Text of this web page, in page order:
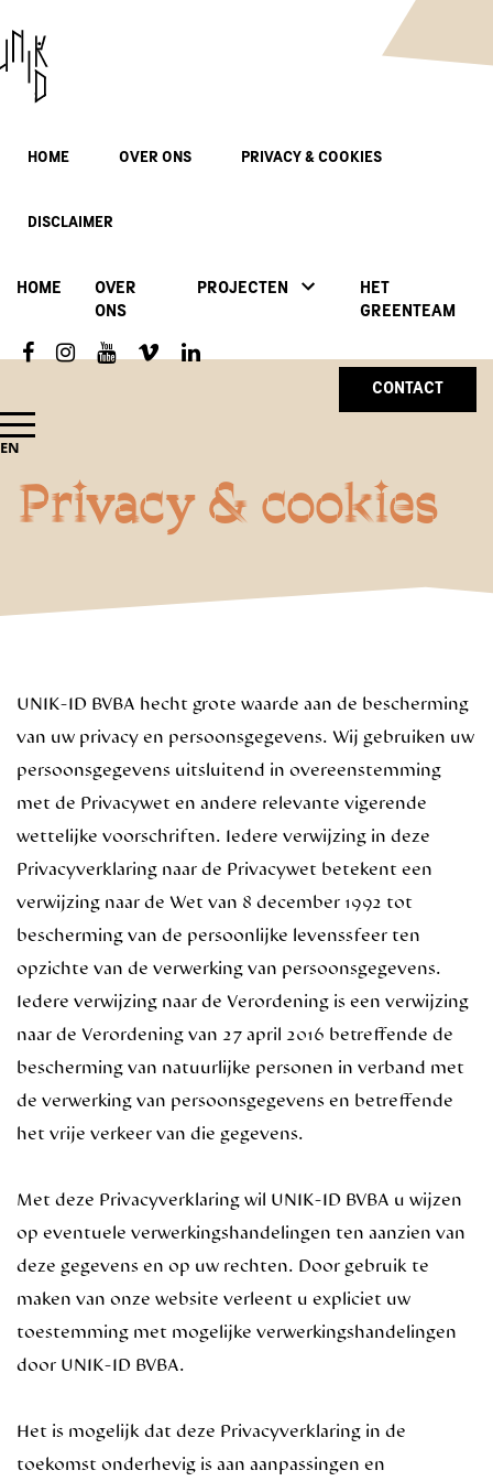
HOME OVER ONS PRIVACY & COOKIES
DISCLAIMER
HOME
OVER
ONS
PROJECTEN
HET
GREENTEAM
CONTACT
EN
Privacy & cookies
UNIK-ID BVBA hecht grote waarde aan de bescherming
van uw privacy en persoonsgegevens. Wij gebruiken uw
persoonsgegevens uitsluitend in overeenstemming
met de Privacywet en andere relevante vigerende
wettelijke voorschriften. Iedere verwijzing in deze
Privacyverklaring naar de Privacywet betekent een
verwijzing naar de Wet van 8 december 1992 tot
bescherming van de persoonlijke levenssfeer ten
opzichte van de verwerking van persoonsgegevens.
Iedere verwijzing naar de Verordening is een verwijzing
naar de Verordening van 27 april 2016 betreffende de
bescherming van natuurlijke personen in verband met
de verwerking van persoonsgegevens en betreffende
het vrije verkeer van die gegevens.
Met deze Privacyverklaring wil UNIK-ID BVBA u wijzen
op eventuele verwerkingshandelingen ten aanzien van
deze gegevens en op uw rechten. Door gebruik te
maken van onze website verleent u expliciet uw
toestemming met mogelijke verwerkingshandelingen
door UNIK-ID BVBA.
Het is mogelijk dat deze Privacyverklaring in de
toekomst onderhevig is aan aanpassingen en